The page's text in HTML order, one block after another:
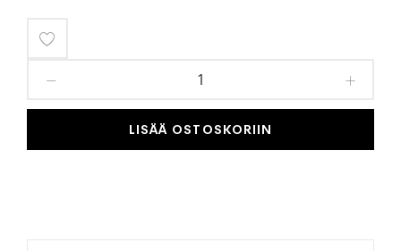
toivelistaan
LISÄÄ OSTOSKORIIN